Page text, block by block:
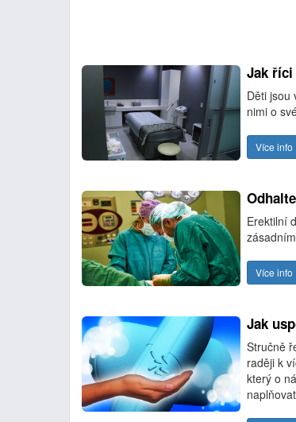
Jak říci
Děti jsou
nimi o
Více info
Erektilní
Více info
Jak
Stručně
raději k
který o